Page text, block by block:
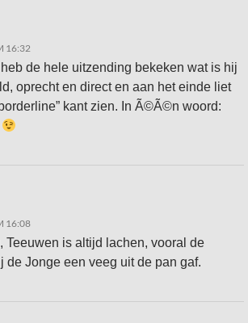
16:32
de hele uitzending bekeken wat is hij
oprecht en direct en aan het einde liet
kant zien. In Ã©Ã©n woord:
16:08
Teeuwen is altijd lachen, vooral de
de Jonge een veeg uit de pan gaf.